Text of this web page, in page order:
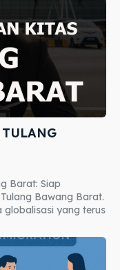
Barat: Siap
Bawang Barat.
globalisasi yang terus